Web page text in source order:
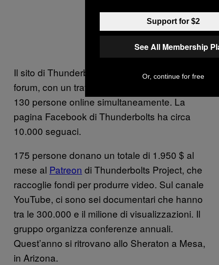
Il sito di Thunderbolts ha 1.800 partecipanti al
forum, con un traffico che raggiunge picchi da
130 persone online simultaneamente. La
pagina Facebook di Thunderbolts ha circa
10.000 seguaci.
175 persone donano un totale di 1.950 $ al
mese al Patreon di Thunderbolts Project, che
raccoglie fondi per produrre video. Sul canale
YouTube, ci sono sei documentari che hanno
tra le 300.000 e il milione di visualizzazioni. Il
gruppo organizza conferenze annuali.
Quest’anno si ritrovano allo Sheraton a Mesa,
in Arizona.
Support for $2
See All Membership
Or, continue for free